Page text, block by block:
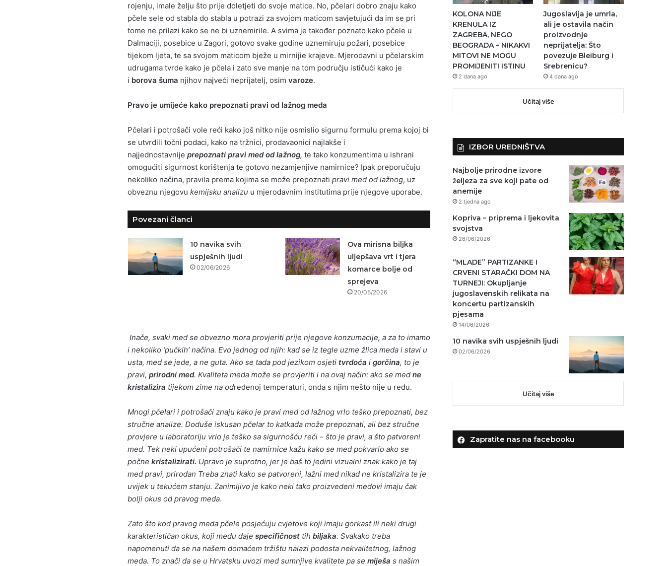
rojenju, imale želju što prije doletjeti do svoje matice. No, pčelari dobro znaju kako
pčele sele od stabla do stabla u potrazi za svojom maticom savjetujući da im se pri
tome ne prilazi kako se ne bi uznemirile. A svima je također poznato kako pčele u
Dalmaciji, posebice u Zagori, gotovo svake godine uznemiruju požari, posebice
tijekom ljeta, te sa svojom maticom bježe u mirnijie krajeve. Mjerodavni u pčelarskim
udrugama tvrde kako je pčela i zato sve manje na tom području ističući kako je
i borova šuma njihov najveći neprijatelj, osim varoze.
Pravo je umijeće kako prepoznati pravi od lažnog meda
Pčelari i potrošači vole reći kako još nitko nije osmislio sigurnu formulu prema kojoj bi
se utvrdili točni podaci, kako na tržnici, prodavaonici najlakše i
najjednostavnije prepoznati pravi med od lažnog, te tako konzumentima u ishrani
omogućiti sigurnost korištenja te gotovo nezamjenjive namirnice? Ipak preporučuju
nekoliko načina, pravila prema kojima se može prepoznati pravi med od lažnog, uz
obveznu njegovu kemijsku analizu u mjerodavnim institutima prije njegove uporabe.
Povezani članci
10 navika svih
uspješnih ljudi
02/06/2026
Ova mirisna biljka
uljepšava vrt i tjera
komarce bolje od
sprejeva
20/05/2026
Inače, svaki med se obvezno mora provjeriti prije njegove konzumacije, a za to imamo
i nekoliko ‘pučkih’ načina. Evo jednog od njih: kad se iz tegle uzme žlica meda i stavi u
usta, med se jede, a ne guta. Ako se tada pod jezikom osjeti tvrdoća i gorčina, to je
pravi, prirodni med. Kvaliteta meda može se provjeriti i na ovaj način: ako se med ne
kristalizira tijekom zime na određenoj temperaturi, onda s njim nešto nije u redu.
Mnogi pčelari i potrošači znaju kako je pravi med od lažnog vrlo teško prepoznati, bez
stručne analize. Doduše iskusan pčelar to katkada može prepoznati, ali bez stručne
provjere u laboratoriju vrlo je teško sa sigurnošću reći – što je pravi, a što patvoreni
med. Tek neki upućeni potrošači te namirnice kažu kako se med pokvario ako se
počne kristalizirati. Upravo je suprotno, jer je baš to jedini vizualni znak kako je taj
med pravi, prirodan Treba znati kako se patvoreni, lažni med nikad ne kristalizira te je
uvijek u tekućem stanju. Zanimljivo je kako neki tako proizvedeni medovi imaju čak
bolji okus od pravog meda.
Zato što kod pravog meda pčele posjećuju cvjetove koji imaju gorkast ili neki drugi
karakterističan okus, koji medu daje specifičnost tih biljaka. Svakako treba
napomenuti da se na našem domaćem tržištu nalazi podosta nekvalitetnog, lažnog
meda. To znači da se u Hrvatsku uvozi med sumnjive kvalitete pa se miješa s našim
KOLONA NIJE
KRENULA IZ
ZAGREBA, NEGO
BEOGRADA – NIKAKVI
MITOVI NE MOGU
PROMIJENITI ISTINU
2 dana ago
Jugoslavija je umrla,
ali je ostavila način
proizvodnje
neprijatelja: Što
povezuje Bleiburg i
Srebrenicu?
4 dana ago
Učitaj više
IZBOR UREDNIŠTVA
Najbolje prirodne izvore
željeza za sve koji pate od
anemije
2 tjedna ago
Kopriva – priprema i ljekovita
svojstva
26/06/2026
“MLADE” PARTIZANKE I
CRVENI STARAČKI DOM NA
TURNEJI: Okupljanje
jugoslavenskih relikata na
koncertu partizanskih
pjesama
14/06/2026
10 navika svih uspješnih ljudi
02/06/2026
Učitaj više
Zapratite nas na facebooku